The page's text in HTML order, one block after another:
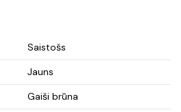
Saistošs
Jauns
Gaiši brūna